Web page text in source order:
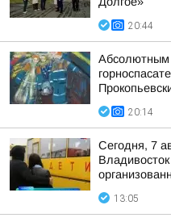
20:44
Абсолютным
20:14
Сегодня, 7
13:05